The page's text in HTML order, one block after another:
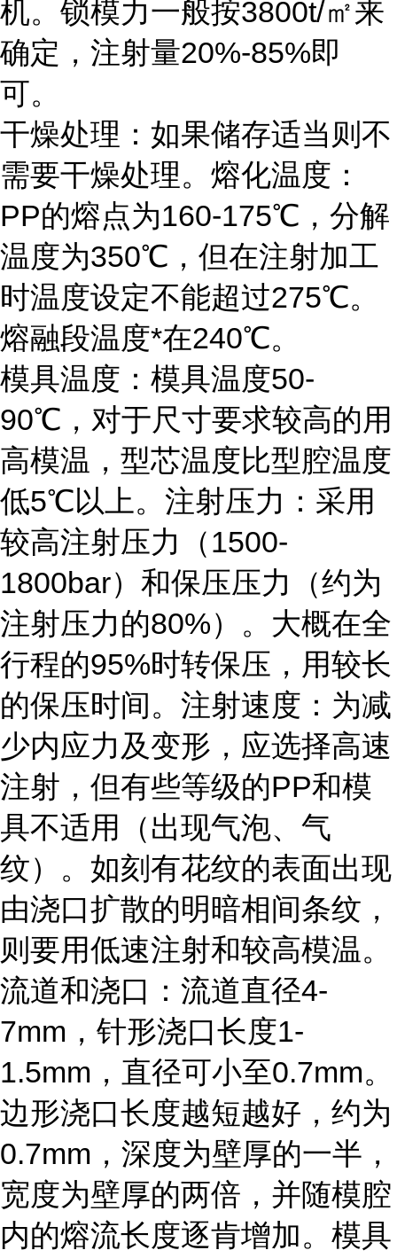
机。锁模力一般按3800t/㎡来
确定，注射量20%-85%即
可。
干燥处理：如果储存适当则不
需要干燥处理。熔化温度：
PP的熔点为160-175℃，分解
温度为350℃，但在注射加工
时温度设定不能超过275℃。
熔融段温度*在240℃。
模具温度：模具温度50-
90℃，对于尺寸要求较高的用
高模温，型芯温度比型腔温度
低5℃以上。注射压力：采用
较高注射压力（1500-
1800bar）和保压压力（约为
注射压力的80%）。大概在全
行程的95%时转保压，用较长
的保压时间。注射速度：为减
少内应力及变形，应选择高速
注射，但有些等级的PP和模
具不适用（出现气泡、气
纹）。如刻有花纹的表面出现
由浇口扩散的明暗相间条纹，
则要用低速注射和较高模温。
流道和浇口：流道直径4-
7mm，针形浇口长度1-
1.5mm，直径可小至0.7mm。
边形浇口长度越短越好，约为
0.7mm，深度为壁厚的一半，
宽度为壁厚的两倍，并随模腔
内的熔流长度逐肯增加。模具